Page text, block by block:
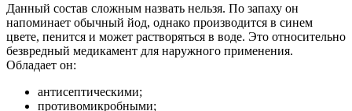
Данный состав сложным назвать нельзя. По запаху он
напоминает обычный йод, однако производится в синем
цвете, пенится и может растворяться в воде. Это относительно
безвредный медикамент для наружного применения.
Обладает он:
антисептическими;
противомикробными;